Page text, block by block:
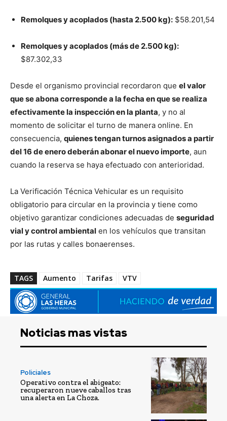
Remolques y acoplados (hasta 2.500 kg): $58.201,54
Remolques y acoplados (más de 2.500 kg):
$87.302,33
Desde el organismo provincial recordaron que el valor
que se abona corresponde a la fecha en que se realiza
efectivamente la inspección en la planta, y no al
momento de solicitar el turno de manera online. En
consecuencia, quienes tengan turnos asignados a partir
del 16 de enero deberán abonar el nuevo importe, aun
cuando la reserva se haya efectuado con anterioridad.
La Verificación Técnica Vehicular es un requisito
obligatorio para circular en la provincia y tiene como
objetivo garantizar condiciones adecuadas de seguridad
vial y control ambiental en los vehículos que transitan
por las rutas y calles bonaerenses.
TAGS Aumento Tarifas VTV
Noticias mas vistas
Policiales
Operativo contra el abigeato:
recuperaron nueve caballos tras
una alerta en La Choza.